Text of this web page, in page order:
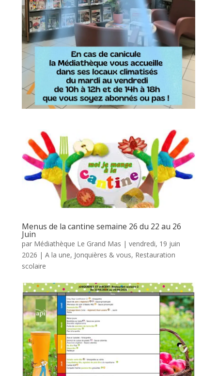
Menus de la cantine semaine 26 du 22 au 26
Juin
par Médiathèque Le Grand Mas | vendredi, 19 juin
2026 | A la une, Jonquières & vous, Restauration
scolaire